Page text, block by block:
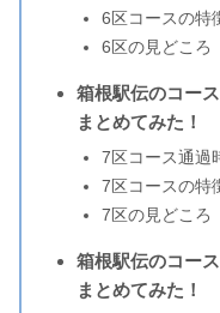
6区コースの特
6区の見どころ
箱根駅伝のコー
まとめてみた！
7区コース通過
7区コースの特
7区の見どころ
箱根駅伝のコー
まとめてみた！